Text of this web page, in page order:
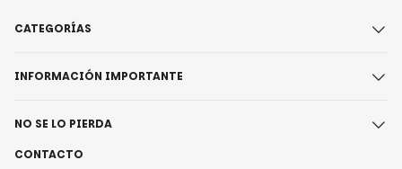
CONTACTO
CATEGORÍAS
INFORMACIÓN IMPORTANTE
NO SE LO PIERDA